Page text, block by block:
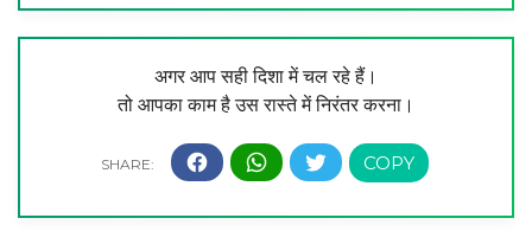
अगर आप सही दिशा में चल रहे हैं।
तो आपका काम है उस रास्ते में निरंतर करना।